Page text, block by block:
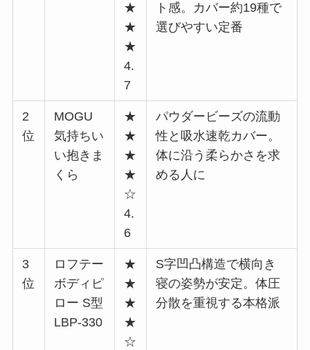
★
★
★
4.
7
ト感。カバー約19種で
選びやすい定番
2
位
MOGU
気持ちい
い抱きま
くら
★
★
★
★
☆
4.
6
パウダービーズの流動
性と吸水速乾カバー。
体に沿う柔らかさを求
める人に
3
位
ロフテー
ボディピ
ロー S型
LBP-330
★
★
★
★
☆
S字凹凸構造で横向き
寝の姿勢が安定。体圧
分散を重視する本格派